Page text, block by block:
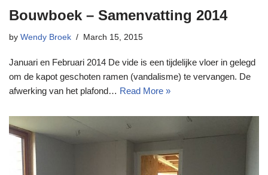
Bouwboek – Samenvatting 2014
by Wendy Broek March 15, 2015
Januari en Februari 2014 De vide is een tijdelijke vloer in gelegd
om de kapot geschoten ramen (vandalisme) te vervangen. De
afwerking van het plafond… Read More »